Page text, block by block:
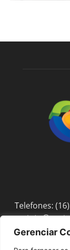
Gerenciar
Telefones:
Sex das 8h às